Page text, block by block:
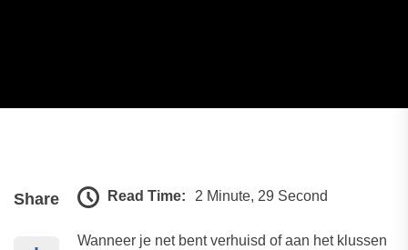
Share Read Time: 2 Minute, 29 Second
Wanneer je net bent verhuisd of aan het klussen